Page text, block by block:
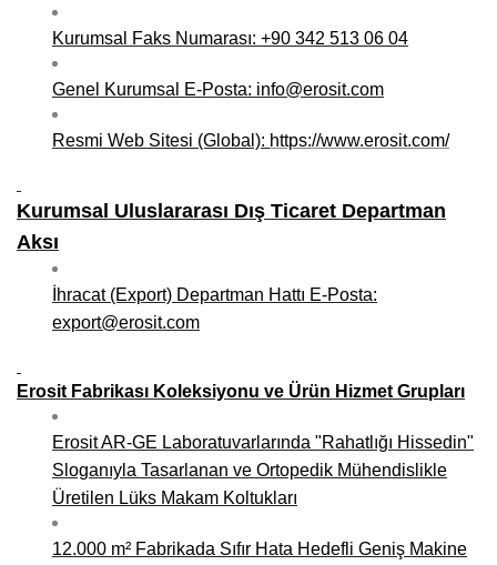
Kurumsal Faks Numarası: +90 342 513 06 04
Genel Kurumsal E-Posta: info@erosit.com
Resmi Web Sitesi (Global): https://www.erosit.com/
Kurumsal Uluslararası Dış Ticaret Departman
Aksı
İhracat (Export) Departman Hattı E-Posta:
export@erosit.com
Erosit Fabrikası Koleksiyonu ve Ürün Hizmet Grupları
Erosit AR-GE Laboratuvarlarında "Rahatlığı Hissedin"
Sloganıyla Tasarlanan ve Ortopedik Mühendislikle
Üretilen Lüks Makam Koltukları
12.000 m² Fabrikada Sıfır Hata Hedefli Geniş Makine